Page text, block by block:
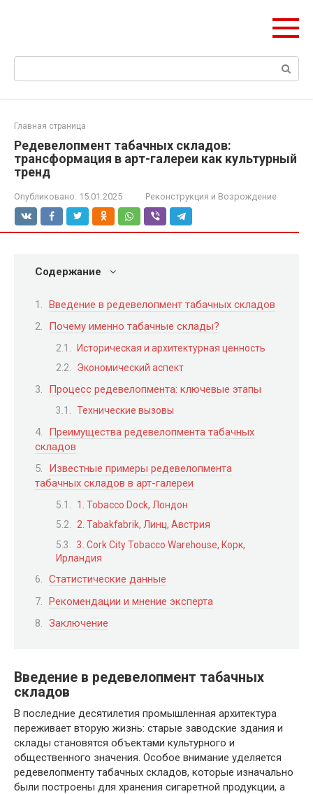
Поиск:
Главная страница
Редевелопмент табачных складов:
трансформация в арт-галереи как культурный
тренд
Опубликовано: 15.01.2025 Реконструкция и Возрождение
Содержание
Введение в редевелопмент табачных складов
Почему именно табачные склады?
Историческая и архитектурная ценность
Экономический аспект
Процесс редевелопмента: ключевые этапы
Технические вызовы
Преимущества редевелопмента табачных
складов
Известные примеры редевелопмента
табачных складов в арт-галереи
1. Tobacco Dock, Лондон
2. Tabakfabrik, Линц, Австрия
3. Cork City Tobacco Warehouse, Корк,
Ирландия
Статистические данные
Рекомендации и мнение эксперта
Заключение
Введение в редевелопмент табачных
складов
В последние десятилетия промышленная архитектура
переживает вторую жизнь: старые заводские здания и
склады становятся объектами культурного и
общественного значения. Особое внимание уделяется
редевелопменту табачных складов, которые изначально
были построены для хранения сигаретной продукции, а